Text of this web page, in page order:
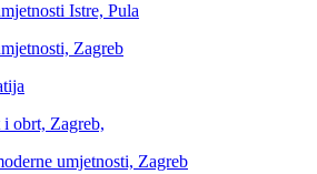
Istre, Pula
Zagreb
obrt, Zagreb,
umjetnosti, Zagreb